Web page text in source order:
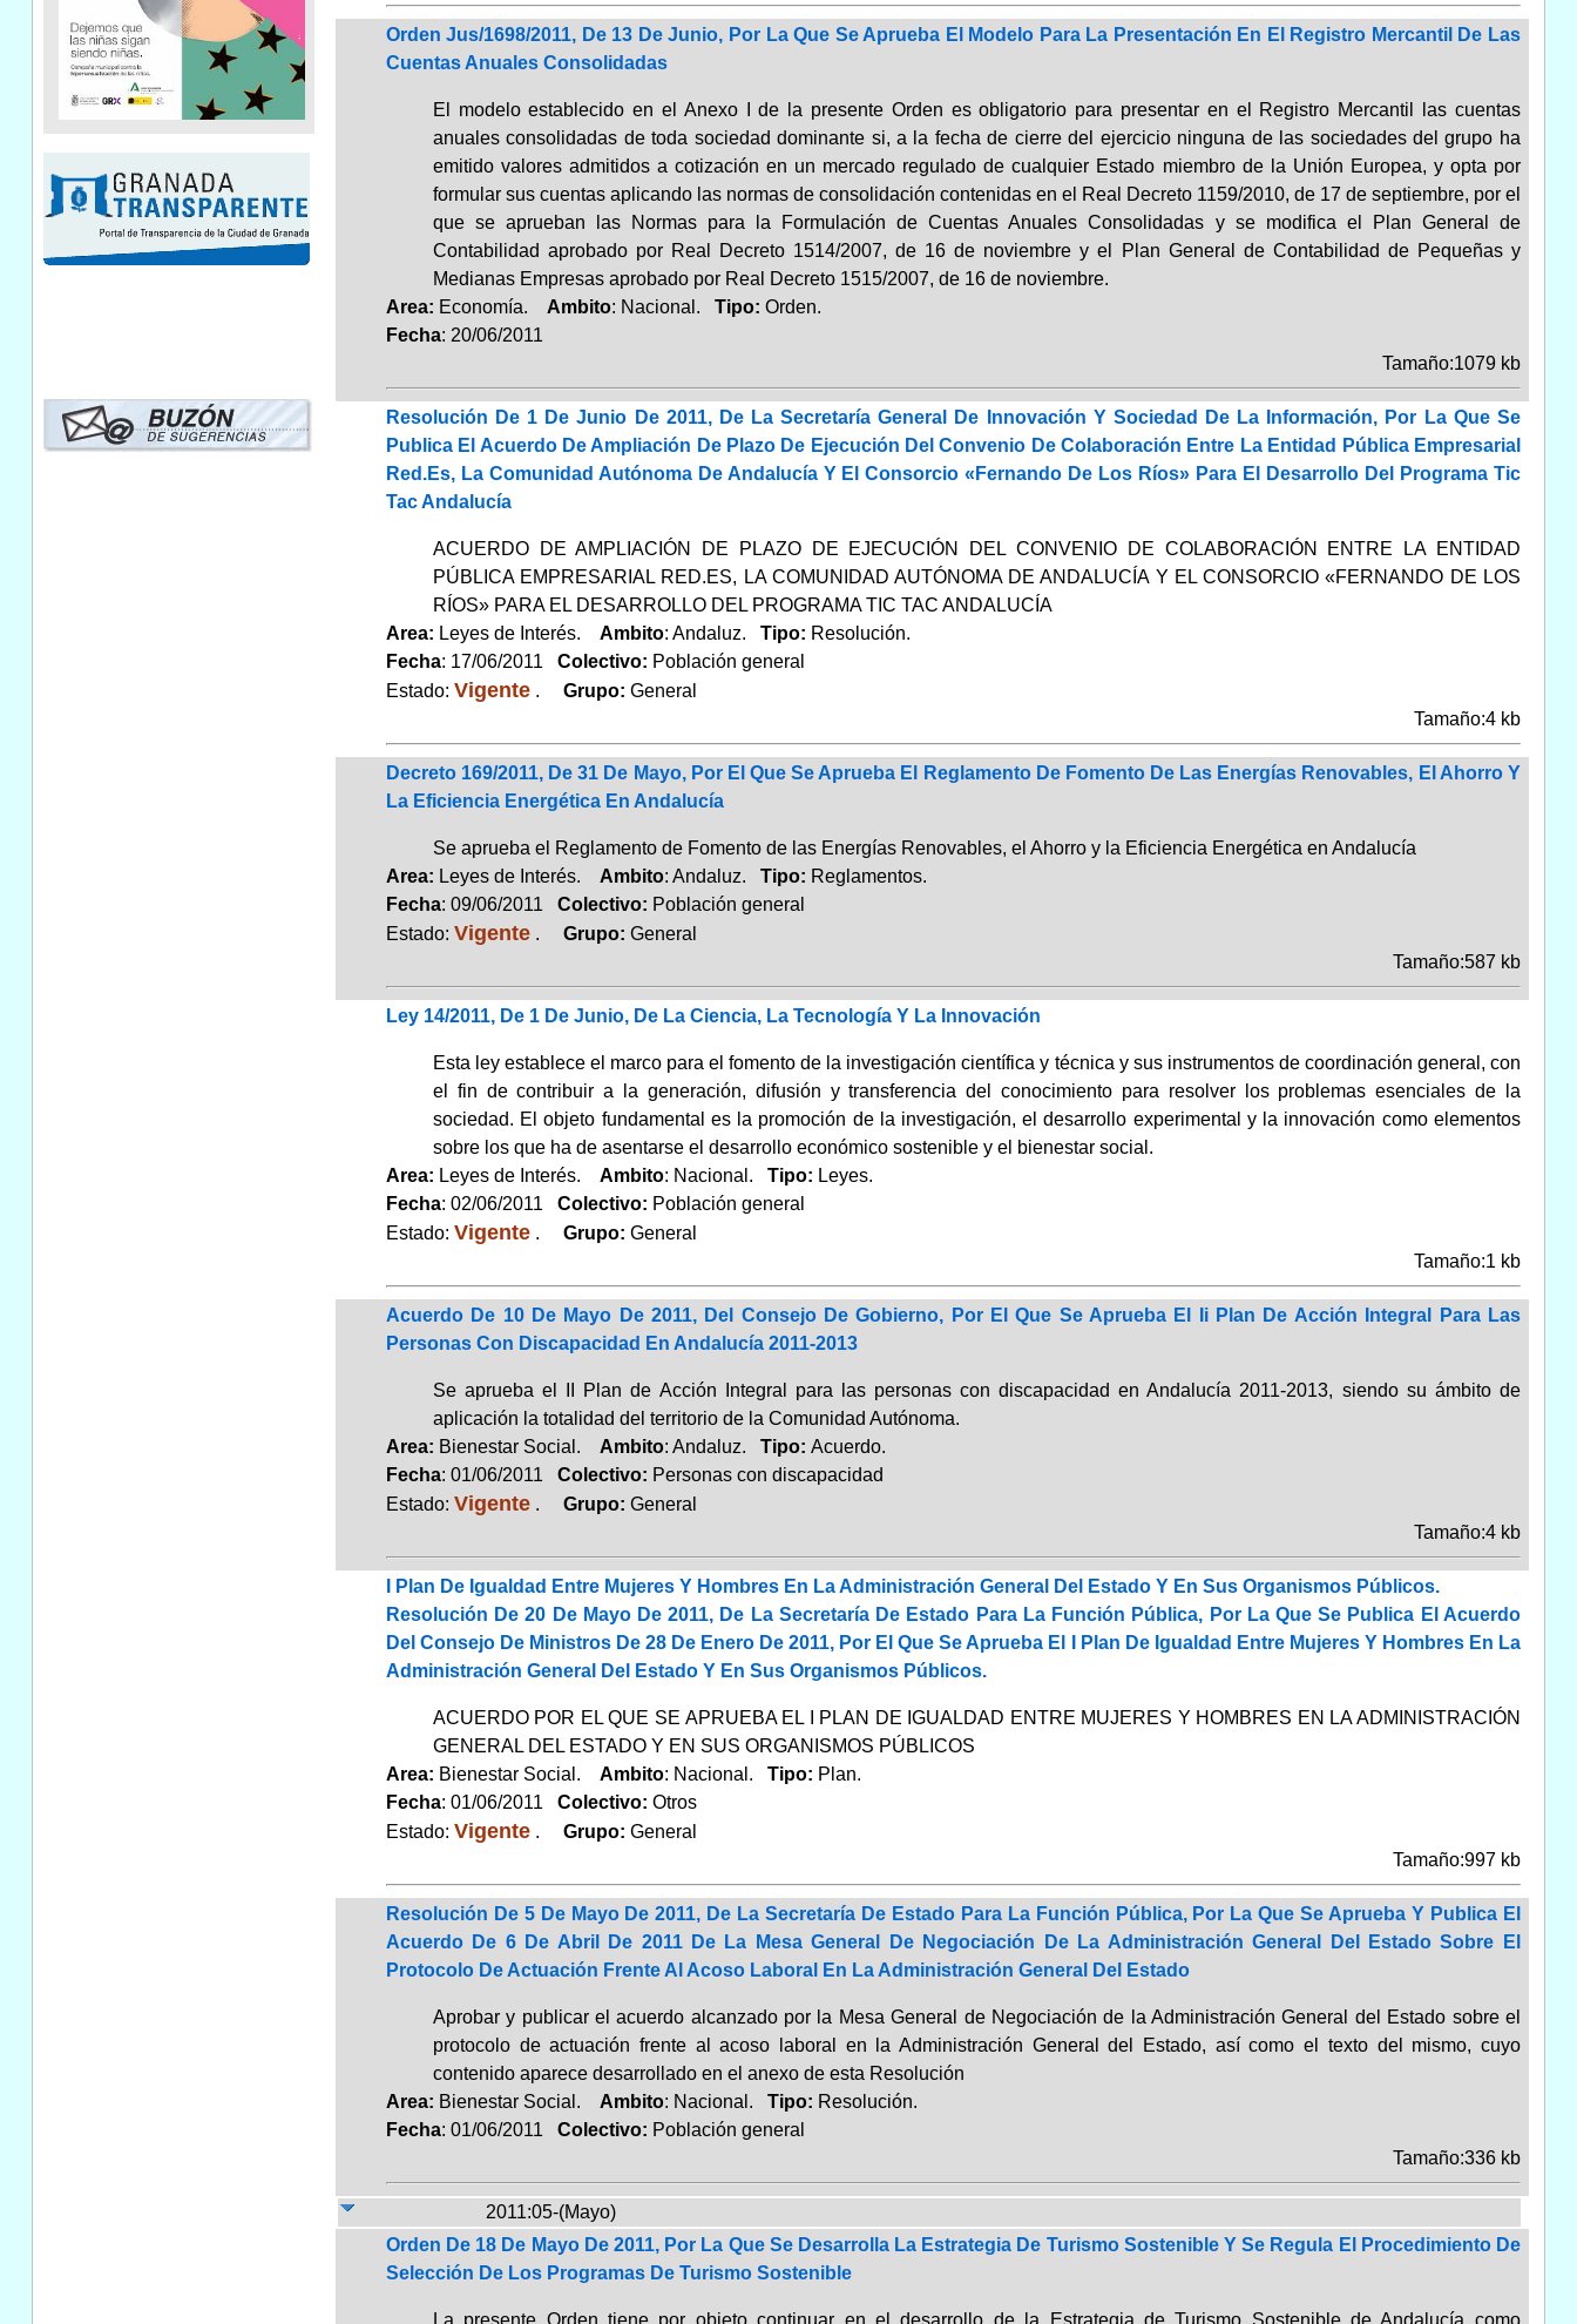
Orden Jus/1698/2011, De 13 De Junio, Por La Que Se Aprueba El Modelo Para La Presentación En El Registro Mercantil De Las
Cuentas Anuales Consolidadas
El modelo establecido en el Anexo I de la presente Orden es obligatorio para presentar en el Registro Mercantil las cuentas
anuales consolidadas de toda sociedad dominante si, a la fecha de cierre del ejercicio ninguna de las sociedades del grupo ha
emitido valores admitidos a cotización en un mercado regulado de cualquier Estado miembro de la Unión Europea, y opta por
formular sus cuentas aplicando las normas de consolidación contenidas en el Real Decreto 1159/2010, de 17 de septiembre, por el
que se aprueban las Normas para la Formulación de Cuentas Anuales Consolidadas y se modifica el Plan General de
Contabilidad aprobado por Real Decreto 1514/2007, de 16 de noviembre y el Plan General de Contabilidad de Pequeñas y
Medianas Empresas aprobado por Real Decreto 1515/2007, de 16 de noviembre.
Area: Economía. Ambito: Nacional. Tipo: Orden.
Fecha: 20/06/2011
Tamaño:1079 kb
Resolución De 1 De Junio De 2011, De La Secretaría General De Innovación Y Sociedad De La Información, Por La Que Se
Publica El Acuerdo De Ampliación De Plazo De Ejecución Del Convenio De Colaboración Entre La Entidad Pública Empresarial
Red.Es, La Comunidad Autónoma De Andalucía Y El Consorcio «Fernando De Los Ríos» Para El Desarrollo Del Programa Tic
Tac Andalucía
ACUERDO DE AMPLIACIÓN DE PLAZO DE EJECUCIÓN DEL CONVENIO DE COLABORACIÓN ENTRE LA ENTIDAD
PÚBLICA EMPRESARIAL RED.ES, LA COMUNIDAD AUTÓNOMA DE ANDALUCÍA Y EL CONSORCIO «FERNANDO DE LOS
RÍOS» PARA EL DESARROLLO DEL PROGRAMA TIC TAC ANDALUCÍA
Area: Leyes de Interés. Ambito: Andaluz. Tipo: Resolución.
Fecha: 17/06/2011 Colectivo: Población general
Estado: Vigente. Grupo: General
Tamaño:4 kb
Decreto 169/2011, De 31 De Mayo, Por El Que Se Aprueba El Reglamento De Fomento De Las Energías Renovables, El Ahorro Y
La Eficiencia Energética En Andalucía
Se aprueba el Reglamento de Fomento de las Energías Renovables, el Ahorro y la Eficiencia Energética en Andalucía
Area: Leyes de Interés. Ambito: Andaluz. Tipo: Reglamentos.
Fecha: 09/06/2011 Colectivo: Población general
Estado: Vigente. Grupo: General
Tamaño:587 kb
Ley 14/2011, De 1 De Junio, De La Ciencia, La Tecnología Y La Innovación
Esta ley establece el marco para el fomento de la investigación científica y técnica y sus instrumentos de coordinación general, con
el fin de contribuir a la generación, difusión y transferencia del conocimiento para resolver los problemas esenciales de la
sociedad. El objeto fundamental es la promoción de la investigación, el desarrollo experimental y la innovación como elementos
sobre los que ha de asentarse el desarrollo económico sostenible y el bienestar social.
Area: Leyes de Interés. Ambito: Nacional. Tipo: Leyes.
Fecha: 02/06/2011 Colectivo: Población general
Estado: Vigente. Grupo: General
Tamaño:1 kb
Acuerdo De 10 De Mayo De 2011, Del Consejo De Gobierno, Por El Que Se Aprueba El Ii Plan De Acción Integral Para Las
Personas Con Discapacidad En Andalucía 2011-2013
Se aprueba el II Plan de Acción Integral para las personas con discapacidad en Andalucía 2011-2013, siendo su ámbito de
aplicación la totalidad del territorio de la Comunidad Autónoma.
Area: Bienestar Social. Ambito: Andaluz. Tipo: Acuerdo.
Fecha: 01/06/2011 Colectivo: Personas con discapacidad
Estado: Vigente. Grupo: General
Tamaño:4 kb
I Plan De Igualdad Entre Mujeres Y Hombres En La Administración General Del Estado Y En Sus Organismos Públicos.
Resolución De 20 De Mayo De 2011, De La Secretaría De Estado Para La Función Pública, Por La Que Se Publica El Acuerdo
Del Consejo De Ministros De 28 De Enero De 2011, Por El Que Se Aprueba El I Plan De Igualdad Entre Mujeres Y Hombres En La
Administración General Del Estado Y En Sus Organismos Públicos.
ACUERDO POR EL QUE SE APRUEBA EL I PLAN DE IGUALDAD ENTRE MUJERES Y HOMBRES EN LA ADMINISTRACIÓN
GENERAL DEL ESTADO Y EN SUS ORGANISMOS PÚBLICOS
Area: Bienestar Social. Ambito: Nacional. Tipo: Plan.
Fecha: 01/06/2011 Colectivo: Otros
Estado: Vigente. Grupo: General
Tamaño:997 kb
Resolución De 5 De Mayo De 2011, De La Secretaría De Estado Para La Función Pública, Por La Que Se Aprueba Y Publica El
Acuerdo De 6 De Abril De 2011 De La Mesa General De Negociación De La Administración General Del Estado Sobre El
Protocolo De Actuación Frente Al Acoso Laboral En La Administración General Del Estado
Aprobar y publicar el acuerdo alcanzado por la Mesa General de Negociación de la Administración General del Estado sobre el
protocolo de actuación frente al acoso laboral en la Administración General del Estado, así como el texto del mismo, cuyo
contenido aparece desarrollado en el anexo de esta Resolución
Area: Bienestar Social. Ambito: Nacional. Tipo: Resolución.
Fecha: 01/06/2011 Colectivo: Población general
Tamaño:336 kb
2011:05-(Mayo)
Orden De 18 De Mayo De 2011, Por La Que Se Desarrolla La Estrategia De Turismo Sostenible Y Se Regula El Procedimiento De
Selección De Los Programas De Turismo Sostenible
La presente Orden tiene por objeto continuar en el desarrollo de la Estrategia de Turismo Sostenible de Andalucía como